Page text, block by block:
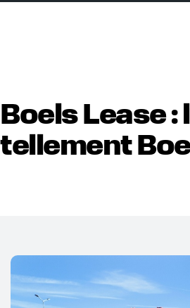
Boels Lease :
tellement